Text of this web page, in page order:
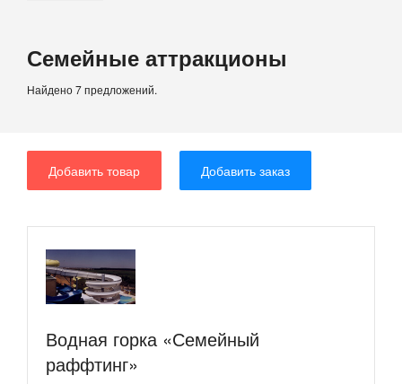
Семейные аттракционы
Найдено 7 предложений.
Добавить товар Добавить заказ
Водная горка «Семейный
раффтинг»